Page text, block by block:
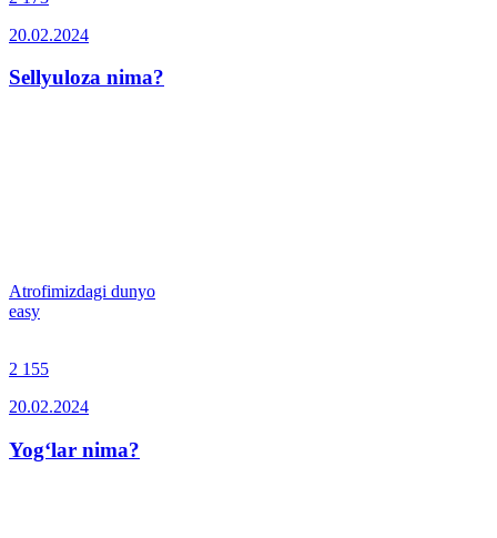
20.02.2024
Sellyuloza nima?
Atrofimizdagi dunyo
easy
2 155
20.02.2024
Yog‘lar nima?